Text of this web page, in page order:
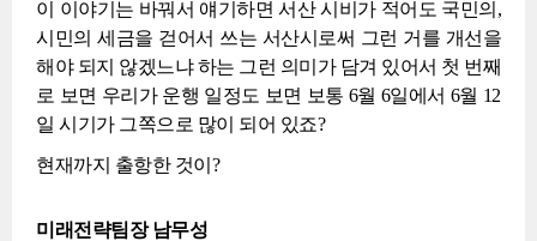
이 이야기는 바꿔서 얘기하면 서산 시비가 적어도 국민의,
시민의 세금을 걷어서 쓰는 서산시로써 그런 거를 개선을
해야 되지 않겠느냐 하는 그런 의미가 담겨 있어서 첫 번째
로 보면 우리가 운행 일정도 보면 보통 6월 6일에서 6월 12
일 시기가 그쪽으로 많이 되어 있죠?
현재까지 출항한 것이?
미래전략팀장 남무성